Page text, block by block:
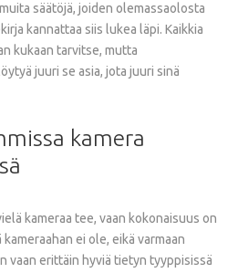
säätöjä, joiden olemassaolosta
kannattaa siis lukea läpi. Kaikkia
kukaan tarvitse, mutta
juuri se asia, jota juuri sinä
kamera
kameraa tee, vaan kokonaisuus on
ei ole, eikä varmaan
vaan erittäin hyviä tietyn tyyppisissä